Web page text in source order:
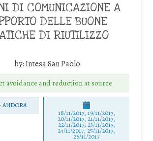
DI COMUNICAZIONE A
DELLE BUONE
DI RIUTILIZZO
by:Intesa San Paolo
avoidance and reduction at source
ANDORA
18/11/2017, 19/11/2017,
20/11/2017, 21/11/2017,
22/11/2017, 23/11/2017,
24/11/2017, 25/11/2017,
26/11/2017